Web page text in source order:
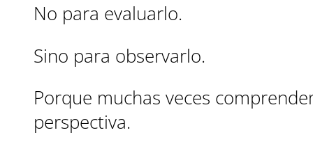
No para evaluarlo.
Sino para observarlo.
Porque muchas veces
perspectiva.